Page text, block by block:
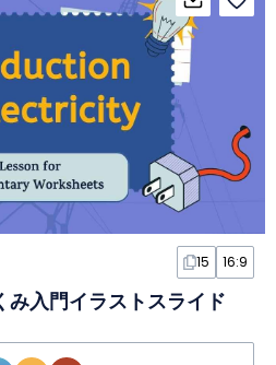
15 16:9
み入門イラストスライド